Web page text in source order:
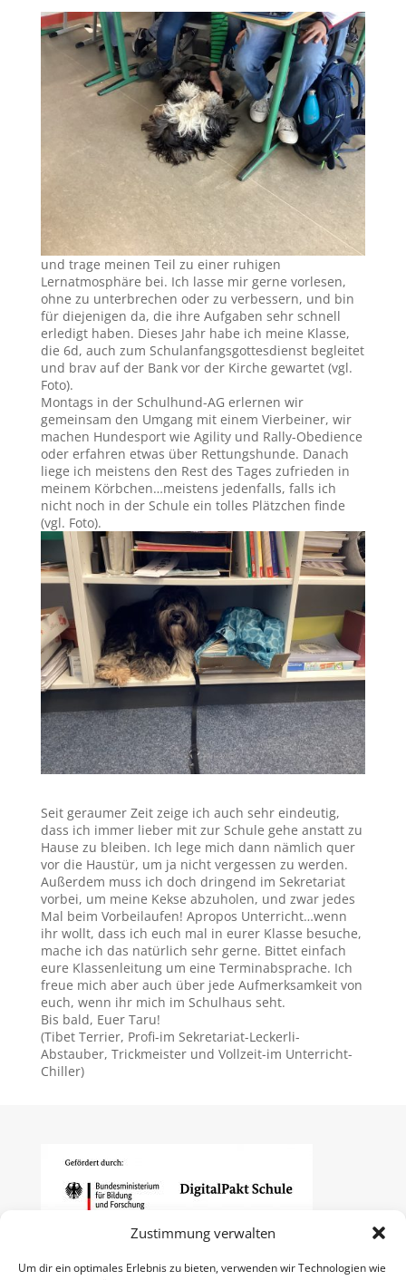
Zustimmung verwalten
Um dir ein optimales Erlebnis zu bieten, verwenden wir Technologien wie
und trage meinen Teil zu einer ruhigen
Lernatmosphäre bei. Ich lasse mir gerne vorlesen,
ohne zu unterbrechen oder zu verbessern, und bin
für diejenigen da, die ihre Aufgaben sehr schnell
erledigt haben. Dieses Jahr habe ich meine Klasse,
die 6d, auch zum Schulanfangsgottesdienst begleitet
und brav auf der Bank vor der Kirche gewartet (vgl.
Foto).
Montags in der Schulhund-AG erlernen wir
gemeinsam den Umgang mit einem Vierbeiner, wir
machen Hundesport wie Agility und Rally-Obedience
oder erfahren etwas über Rettungshunde. Danach
liege ich meistens den Rest des Tages zufrieden in
meinem Körbchen…meistens jedenfalls, falls ich
nicht noch in der Schule ein tolles Plätzchen finde
(vgl. Foto).
Seit geraumer Zeit zeige ich auch sehr eindeutig,
dass ich immer lieber mit zur Schule gehe anstatt zu
Hause zu bleiben. Ich lege mich dann nämlich quer
vor die Haustür, um ja nicht vergessen zu werden.
Außerdem muss ich doch dringend im Sekretariat
vorbei, um meine Kekse abzuholen, und zwar jedes
Mal beim Vorbeilaufen! Apropos Unterricht…wenn
ihr wollt, dass ich euch mal in eurer Klasse besuche,
mache ich das natürlich sehr gerne. Bittet einfach
eure Klassenleitung um eine Terminabsprache. Ich
freue mich aber auch über jede Aufmerksamkeit von
euch, wenn ihr mich im Schulhaus seht.
Bis bald, Euer Taru!
(Tibet Terrier, Profi-im Sekretariat-Leckerli-
Abstauber, Trickmeister und Vollzeit-im Unterricht-
Chiller)